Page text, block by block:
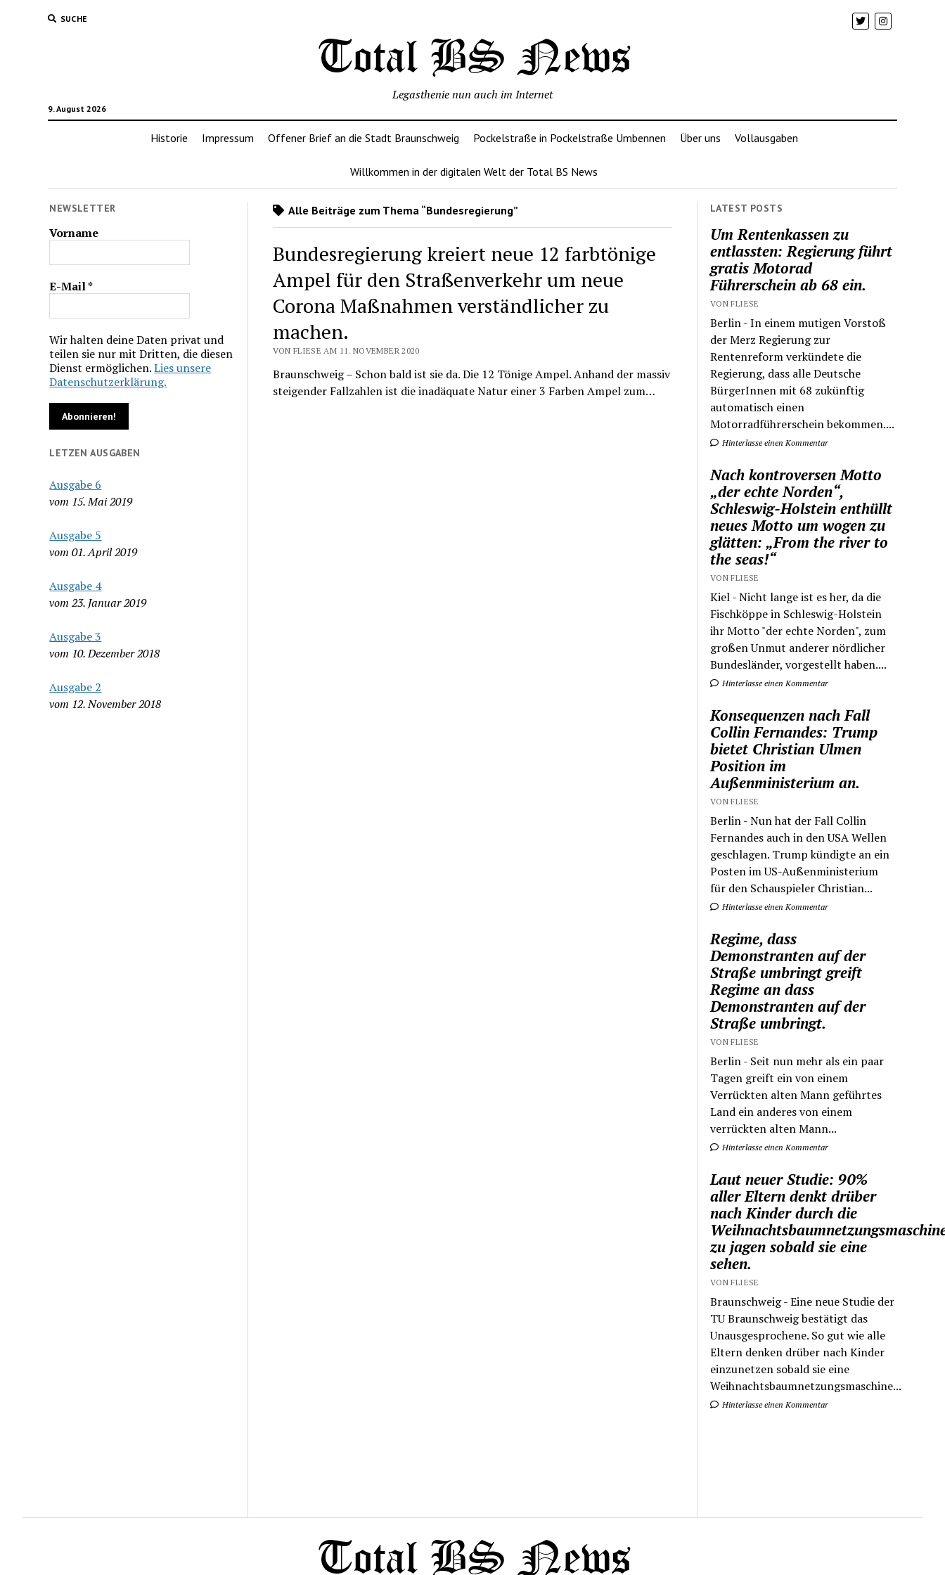
SUCHE
9. August 2026
Legasthenie nun auch im Internet
Historie Impressum Offener Brief an die Stadt Braunschweig Pockelstraße in Pockelstraße Umbennen Über uns Vollausgaben
Willkommen in der digitalen Welt der Total BS News
NEWSLETTER
Vorname
E-Mail*
Wir halten deine Daten privat und
teilen sie nur mit Dritten, die diesen
Dienst ermöglichen.Lies unsere
Datenschutzerklärung.
LETZEN AUSGABEN
Ausgabe 6
vom 15. Mai 2019
Ausgabe 5
vom 01. April 2019
Ausgabe 4
vom 23. Januar 2019
Ausgabe 3
vom 10. Dezember 2018
Ausgabe 2
vom 12. November 2018
Alle Beiträge zum Thema “Bundesregierung”
Bundesregierung kreiert neue 12 farbtönige
Ampel für den Straßenverkehr um neue
Corona Maßnahmen verständlicher zu
machen.
VON FLIESE AM 11. NOVEMBER 2020
Braunschweig – Schon bald ist sie da. Die 12 Tönige Ampel. Anhand der massiv
steigender Fallzahlen ist die inadäquate Natur einer 3 Farben Ampel zum…
LATEST POSTS
Um Rentenkassen zu
entlassten: Regierung führt
gratis Motorad
Führerschein ab 68 ein.
VON FLIESE
Berlin - In einem mutigen Vorstoß
der Merz Regierung zur
Rentenreform verkündete die
Regierung, dass alle Deutsche
BürgerInnen mit 68 zukünftig
automatisch einen
Motorradführerschein bekommen....
Hinterlasse einen Kommentar
Nach kontroversen Motto
„der echte Norden“,
Schleswig-Holstein enthüllt
neues Motto um wogen zu
glätten: „From the river to
the seas!“
VON FLIESE
Kiel - Nicht lange ist es her, da die
Fischköppe in Schleswig-Holstein
ihr Motto "der echte Norden", zum
großen Unmut anderer nördlicher
Bundesländer, vorgestellt haben....
Hinterlasse einen Kommentar
Konsequenzen nach Fall
Collin Fernandes: Trump
bietet Christian Ulmen
Position im
Außenministerium an.
VON FLIESE
Berlin - Nun hat der Fall Collin
Fernandes auch in den USA Wellen
geschlagen. Trump kündigte an ein
Posten im US-Außenministerium
für den Schauspieler Christian...
Hinterlasse einen Kommentar
Regime, dass
Demonstranten auf der
Straße umbringt greift
Regime an dass
Demonstranten auf der
Straße umbringt.
VON FLIESE
Berlin - Seit nun mehr als ein paar
Tagen greift ein von einem
Verrückten alten Mann geführtes
Land ein anderes von einem
verrückten alten Mann...
Hinterlasse einen Kommentar
Laut neuer Studie: 90%
aller Eltern denkt drüber
nach Kinder durch die
zu jagen sobald sie eine
sehen.
VON FLIESE
Braunschweig - Eine neue Studie der
TU Braunschweig bestätigt das
Unausgesprochene. So gut wie alle
Eltern denken drüber nach Kinder
einzunetzen sobald sie eine
Weihnachtsbaumnetzungsmaschine...
Hinterlasse einen Kommentar